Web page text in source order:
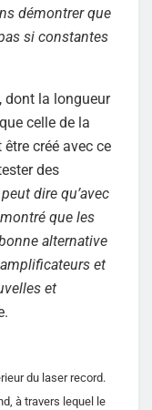
démontrer que
si constantes
dont la longueur
celle de la
créé avec ce
des
dire qu’avec
que les
alternative
et
et
du laser record.
à travers lequel le